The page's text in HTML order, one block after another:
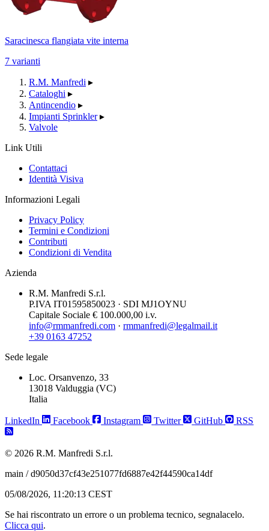
Saracinesca flangiata vite interna
7 varianti
R.M. Manfredi ▸
Cataloghi ▸
Antincendio ▸
Impianti Sprinkler ▸
Valvole
Link Utili
Contattaci
Identità Visiva
Informazioni Legali
Privacy Policy
Termini e Condizioni
Contributi
Condizioni di Vendita
Azienda
R.M. Manfredi S.r.l.
P.IVA IT01595850023 · SDI MJ1OYNU
Capitale Sociale € 100.000,00 i.v.
info@rmmanfredi.com · rmmanfredi@legalmail.it
+39 0163 47252
Sede legale
Loc. Orsanvenzo, 33
13018 Valduggia (VC)
Italia
LinkedIn Facebook Instagram Twitter GitHub RSS
© 2026 R.M. Manfredi S.r.l.
main / d9050d37cf43e251077fd6887e42f44590ca14df
05/08/2026, 11:20:13 CEST
Se hai riscontrato un errore o un problema tecnico, segnalacelo.
Clicca qui.